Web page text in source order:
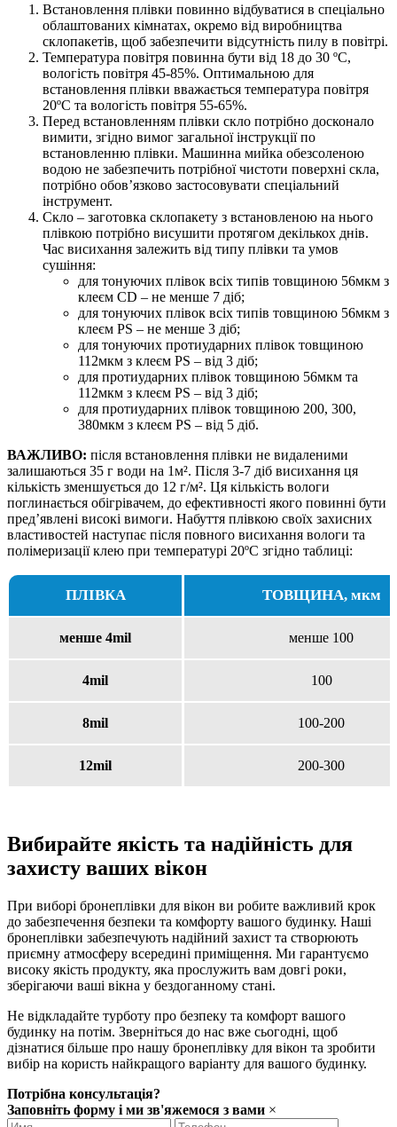
Встановлення плівки повинно відбуватися в спеціально
облаштованих кімнатах, окремо від виробництва
склопакетів, щоб забезпечити відсутність пилу в повітрі.
Температура повітря повинна бути від 18 до 30 ºС,
вологість повітря 45-85%. Оптимальною для
встановлення плівки вважається температура повітря
20ºС та вологість повітря 55-65%.
Перед встановленням плівки скло потрібно досконало
вимити, згідно вимог загальної інструкції по
встановленню плівки. Машинна мийка обезсоленою
водою не забезпечить потрібної чистоти поверхні скла,
потрібно обов’язково застосовувати спеціальний
інструмент.
Скло – заготовка склопакету з встановленою на нього
плівкою потрібно висушити протягом декількох днів.
Час висихання залежить від типу плівки та умов
сушіння:
для тонуючих плівок всіх типів товщиною 56мкм з
клеєм CD – не менше 7 діб;
для тонуючих плівок всіх типів товщиною 56мкм з
клеєм PS – не менше 3 діб;
для тонуючих протиударних плівок товщиною
112мкм з клеєм PS – від 3 діб;
для протиударних плівок товщиною 56мкм та
112мкм з клеєм PS – від 3 діб;
для протиударних плівок товщиною 200, 300,
380мкм з клеєм PS – від 5 діб.
ВАЖЛИВО: після встановлення плівки не видаленими
залишаються 35 г води на 1м². Після 3-7 діб висихання ця
кількість зменшується до 12 г/м². Ця кількість вологи
поглинається обігрівачем, до ефективності якого повинні бути
пред’явлені високі вимоги. Набуття плівкою своїх захисних
властивостей наступає після повного висихання вологи та
полімеризації клею при температурі 20ºС згідно таблиці:
ПЛІВКА ТОВЩИНА, мкм
менше 4mil менше 100
4mil 100
8mil 100-200
12mil 200-300
Вибирайте якість та надійність для
захисту ваших вікон
При виборі бронеплівки для вікон ви робите важливий крок
до забезпечення безпеки та комфорту вашого будинку. Наші
бронеплівки забезпечують надійний захист та створюють
приємну атмосферу всередині приміщення. Ми гарантуємо
високу якість продукту, яка прослужить вам довгі роки,
зберігаючи ваші вікна у бездоганному стані.
Не відкладайте турботу про безпеку та комфорт вашого
будинку на потім. Зверніться до нас вже сьогодні, щоб
дізнатися більше про нашу бронеплівку для вікон та зробити
вибір на користь найкращого варіанту для вашого будинку.
Потрібна консультація?
Заповніть форму і ми зв'яжемося з вами ×